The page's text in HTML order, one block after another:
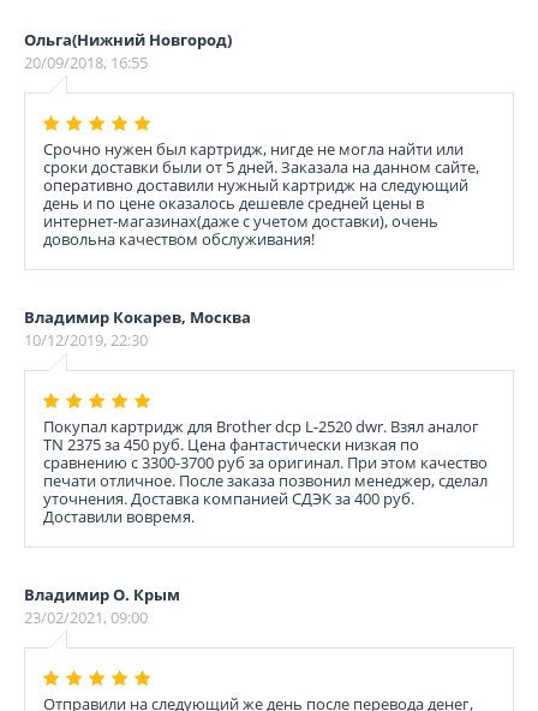
Ольга(Нижний Новгород)
20/09/2018, 16:55
Срочно нужен был картридж, нигде не могла найти или
сроки доставки были от 5 дней. Заказала на данном сайте,
оперативно доставили нужный картридж на следующий
день и по цене оказалось дешевле средней цены в
интернет-магазинах(даже с учетом доставки), очень
довольна качеством обслуживания!
Владимир Кокарев, Москва
10/12/2019, 22:30
Покупал картридж для Brother dcp L-2520 dwr. Взял аналог
TN 2375 за 450 руб. Цена фантастически низкая по
сравнению с 3300-3700 руб за оригинал. При этом качество
печати отличное. После заказа позвонил менеджер, сделал
уточнения. Доставка компанией СДЭК за 400 руб.
Доставили вовремя.
Владимир О. Крым
23/02/2021, 09:00
Отправили на следующий же день после перевода денег,